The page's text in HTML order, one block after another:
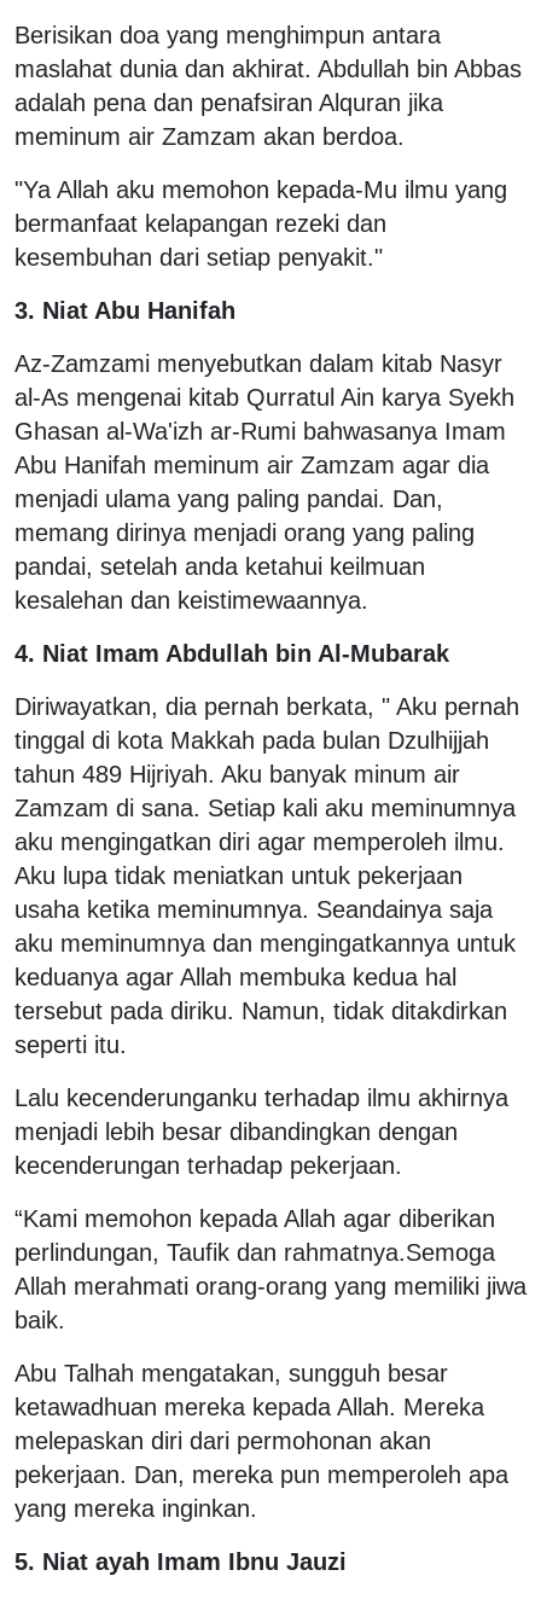
Berisikan doa yang menghimpun antara
maslahat dunia dan akhirat. Abdullah bin Abbas
adalah pena dan penafsiran Alquran jika
meminum air Zamzam akan berdoa.
"Ya Allah aku memohon kepada-Mu ilmu yang
bermanfaat kelapangan rezeki dan
kesembuhan dari setiap penyakit."
3. Niat Abu Hanifah
Az-Zamzami menyebutkan dalam kitab Nasyr
al-As mengenai kitab Qurratul Ain karya Syekh
Ghasan al-Wa'izh ar-Rumi bahwasanya Imam
Abu Hanifah meminum air Zamzam agar dia
menjadi ulama yang paling pandai. Dan,
memang dirinya menjadi orang yang paling
pandai, setelah anda ketahui keilmuan
kesalehan dan keistimewaannya.
4. Niat Imam Abdullah bin Al-Mubarak
Diriwayatkan, dia pernah berkata, " Aku pernah
tinggal di kota Makkah pada bulan Dzulhijjah
tahun 489 Hijriyah. Aku banyak minum air
Zamzam di sana. Setiap kali aku meminumnya
aku mengingatkan diri agar memperoleh ilmu.
Aku lupa tidak meniatkan untuk pekerjaan
usaha ketika meminumnya. Seandainya saja
aku meminumnya dan mengingatkannya untuk
keduanya agar Allah membuka kedua hal
tersebut pada diriku. Namun, tidak ditakdirkan
seperti itu.
Lalu kecenderunganku terhadap ilmu akhirnya
menjadi lebih besar dibandingkan dengan
kecenderungan terhadap pekerjaan.
“Kami memohon kepada Allah agar diberikan
perlindungan, Taufik dan rahmatnya.Semoga
Allah merahmati orang-orang yang memiliki jiwa
baik.
Abu Talhah mengatakan, sungguh besar
ketawadhuan mereka kepada Allah. Mereka
melepaskan diri dari permohonan akan
pekerjaan. Dan, mereka pun memperoleh apa
yang mereka inginkan.
5. Niat ayah Imam Ibnu Jauzi